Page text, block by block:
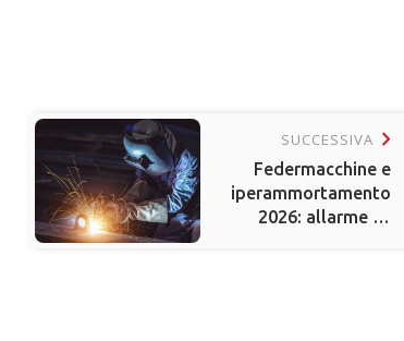
SUCCESSIVA keyboard_arrow_right
Federmacchine e
iperammortamento
2026: allarme su